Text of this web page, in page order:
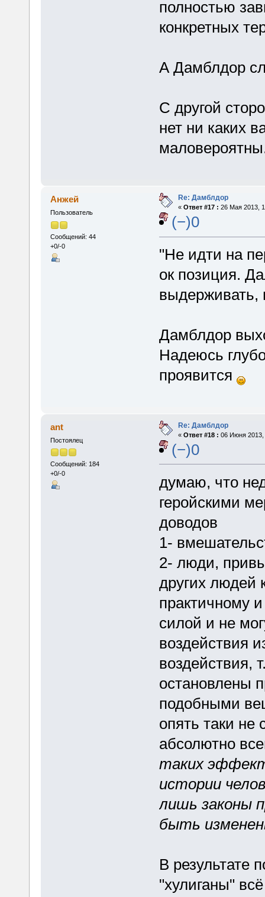
полностью
конкретных
А Дамблдор
С другой
нет ни каких
Анжей
Пользователь
Сообщений: 44
+0/-0
Re: Дамблдор
« Ответ #17 : 26 Мая 2013,
(−)0
"Не идти на
ок позиция.
выдерживать,
Дамблдор
Надеюсь
проявится
ant
Постоялец
Сообщений: 184
+0/-0
Re: Дамблдор
« Ответ #18 : 06 Июня 2013,
(−)0
думаю, что
геройскими
доводов
1-
2- люди,
других людей
практичному
силой и не
воздействия
воздействия,
остановлены
подобными
опять таки не
абсолютно
таких
истории
лишь законы
быть
В результате
"хулиганы"